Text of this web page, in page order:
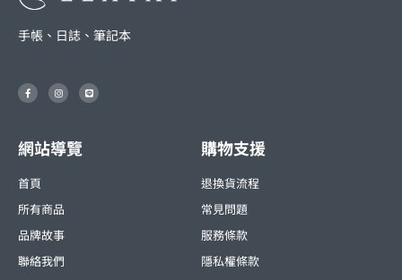
手帳、日誌、筆記本
F
a
c
o
k
-
I
n
s
r
a
m
L
i
n
網站導覽
首頁
所有商品
品牌故事
聯絡我們
購物支援
退換貨流程
常見問題
服務條款
隱私權條款